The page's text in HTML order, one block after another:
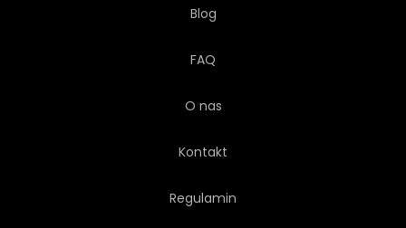
Blog
FAQ
O nas
Kontakt
Regulamin